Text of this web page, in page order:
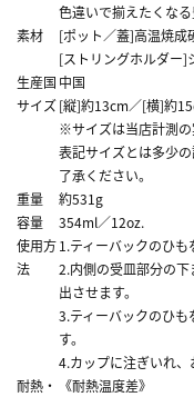
色違いで揃えたくなる
素材
[ポット／蓋]高温焼成
[ストリングホルダー]
生産国 中国
サイズ[縦]約13cm／[横]約
※サイズは当店計測の
表記サイズとは多少
了承ください。
重量
約531g
容量
354ml／12oz.
使用方
法
1.ティーバックのひも
2.内側の受皿部分の
出させます。
3.ティーバックのひ
す。
4.カップに注ぎいれ、
耐熱・
《耐熱温度差》